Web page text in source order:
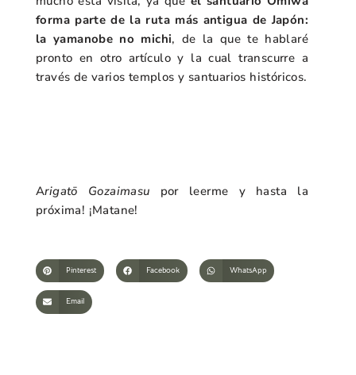
forma parte de la ruta más antigua de Japón:
la yamanobe no michi, de la que te hablaré
pronto en otro artículo y la cual transcurre a
través de varios templos y santuarios históricos.
Arigatō Gozaimasu por leerme y hasta la
próxima! ¡Matane!
Pinterest Facebook WhatsApp
Email